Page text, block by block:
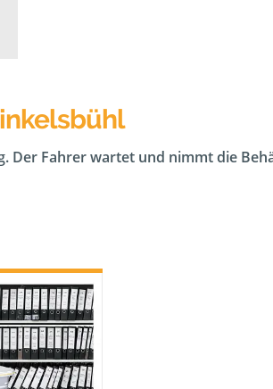
Der Fahrer wartet und nimmt die